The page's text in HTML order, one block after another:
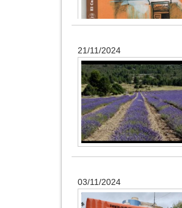
21/11/2024
03/11/2024